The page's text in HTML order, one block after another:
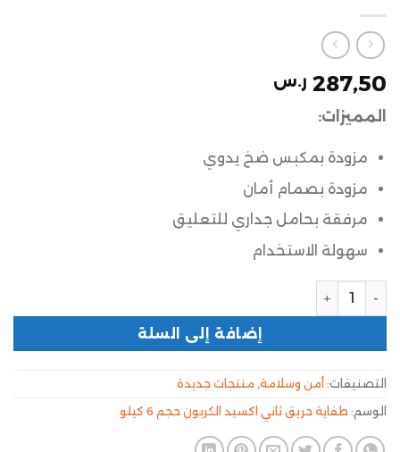
287,50 ر.س
المميزات:
مزودة بمكبس ضخ يدوي
مزودة بصمام أمان
مرفقة بحامل جداري للتعليق
سهولة الاستخدام
إضافة إلى السلة
التصنيفات: أمن وسلامة منتجات جديدة
الوسم: طفاية حريق ثاني اكسيد الكربون حجم 6 كيلو